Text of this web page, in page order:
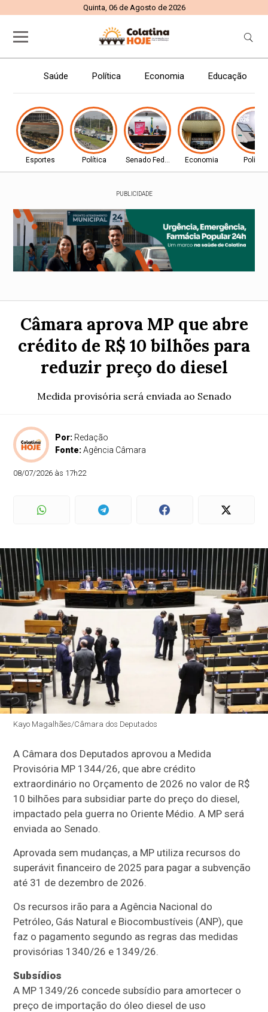
Quinta, 06 de Agosto de 2026
Saúde Política Economia Educação
Esportes Política Senado Federal Economia Política
PUBLICIDADE
Câmara aprova MP que abre
crédito de R$ 10 bilhões para
reduzir preço do diesel
Medida provisória será enviada ao Senado
Por: Redação
Fonte:Agência Câmara
08/07/2026 às 17h22
Kayo Magalhães/Câmara dos Deputados
A Câmara dos Deputados aprovou a Medida
Provisória MP 1344/26, que abre crédito
extraordinário no Orçamento de 2026 no valor de R$
10 bilhões para subsidiar parte do preço do diesel,
impactado pela guerra no Oriente Médio. A MP será
enviada ao Senado.
Aprovada sem mudanças, a MP utiliza recursos do
superávit financeiro de 2025 para pagar a subvenção
até 31 de dezembro de 2026.
Os recursos irão para a Agência Nacional do
Petróleo, Gás Natural e Biocombustíveis (ANP), que
faz o pagamento segundo as regras das medidas
provisórias 1340/26 e 1349/26.
Subsídios
A MP 1349/26 concede subsídio para amortecer o
preço de importação do óleo diesel de uso